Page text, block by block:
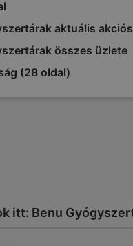
aktuális
összes üzlete
(28 oldal)
itt: Benu